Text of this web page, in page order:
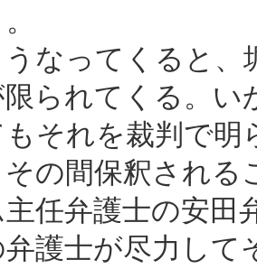
なってくると、
限られてくる。い
もそれを裁判で
その間保釈され
主任弁護士の安田
弁護士が尽力し